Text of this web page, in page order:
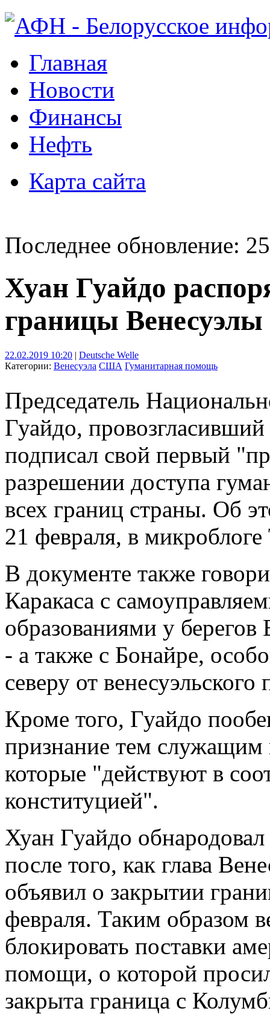
Главная
Новости
Финансы
Нефть
Карта сайта
Последнее обновление:
Хуан Гуайдо
границы
22.02.2019 10:20 | Deutsche Welle
Категории: Венесуэла США Гуманитарная помощь
Председатель
Гуайдо,
подписал свой первый
разрешении доступа
всех границ страны. Об
21 февраля, в
В документе также
Каракаса с
образованиями у
- а также с Бонайре,
северу от венесуэльского
Кроме того, Гуайдо
признание тем
которые "действуют в
конституцией".
Хуан Гуайдо
после того, как глава
объявил о закрытии
февраля. Таким образом
блокировать поставки
помощи, о которой
закрыта граница с